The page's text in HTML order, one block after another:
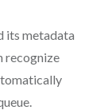
its metadata
recognize